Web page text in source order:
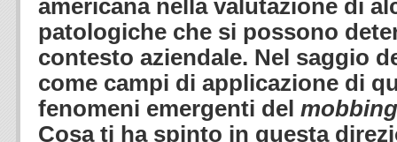
americana nella valutazione di
patologiche che si possono
contesto aziendale. Nel saggio
come campi di applicazione di
fenomeni emergenti del mobbing
Cosa ti ha spinto in questa